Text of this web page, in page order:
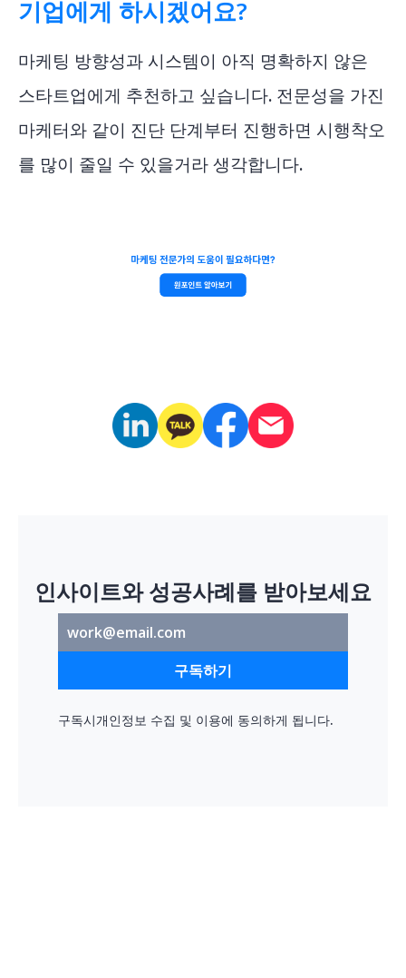
기업에게 하시겠어요?
마케팅 방향성과 시스템이 아직 명확하지 않은
스타트업에게 추천하고 싶습니다. 전문성을 가진
마케터와 같이 진단 단계부터 진행하면 시행착오
를 많이 줄일 수 있을거라 생각합니다.
인사이트와 성공사례를 받아보세요
구독하기
구독시개인정보 수집 및 이용에 동의하게 됩니다.